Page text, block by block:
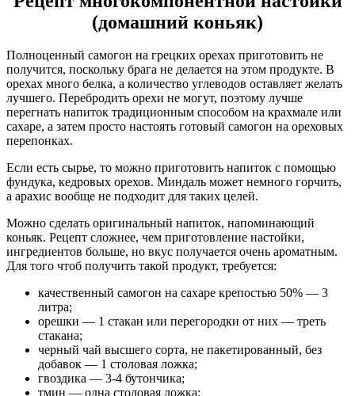
(домашний коньяк)
Полноценный самогон на грецких орехах приготовить не
получится, поскольку брага не делается на этом продукте. В
орехах много белка, а количество углеводов оставляет желать
лучшего. Перебродить орехи не могут, поэтому лучше
перегнать напиток традиционным способом на крахмале или
сахаре, а затем просто настоять готовый самогон на ореховых
перепонках.
Если есть сырье, то можно приготовить напиток с помощью
фундука, кедровых орехов. Миндаль может немного горчить,
а арахис вообще не подходит для таких целей.
Можно сделать оригинальный напиток, напоминающий
коньяк. Рецепт сложнее, чем приготовление настойки,
ингредиентов больше, но вкус получается очень ароматным.
Для того чтоб получить такой продукт, требуется:
качественный самогон на сахаре крепостью 50% — 3
литра;
орешки — 1 стакан или перегородки от них — треть
стакана;
черный чай высшего сорта, не пакетированный, без
добавок — 1 столовая ложка;
гвоздика — 3-4 бутончика;
тмин — одна столовая ложка;